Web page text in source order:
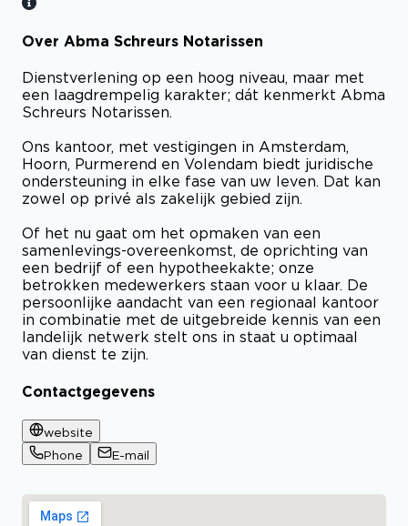
Over Abma Schreurs Notarissen
Dienstverlening op een hoog niveau, maar met
een laagdrempelig karakter; dát kenmerkt Abma
Schreurs Notarissen.
Ons kantoor, met vestigingen in Amsterdam,
Hoorn, Purmerend en Volendam biedt juridische
ondersteuning in elke fase van uw leven. Dat kan
zowel op privé als zakelijk gebied zijn.
Of het nu gaat om het opmaken van een
samenlevings-overeenkomst, de oprichting van
een bedrijf of een hypotheekakte; onze
betrokken medewerkers staan voor u klaar. De
persoonlijke aandacht van een regionaal kantoor
in combinatie met de uitgebreide kennis van een
landelijk netwerk stelt ons in staat u optimaal
van dienst te zijn.
Contactgegevens
website
Phone
E-mail